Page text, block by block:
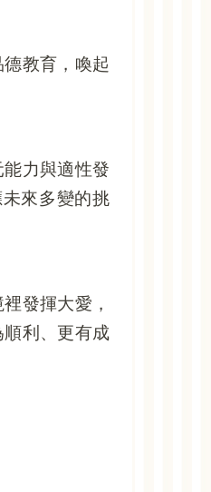
教育，喚起
力與適性發
來多變的挑
發揮大愛，
利、更有成